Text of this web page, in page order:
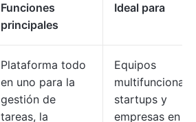
Funciones
principales
Ideal para
Plataforma todo
en uno para la
gestión de
tareas, la
Equipos
startups y
empresas en